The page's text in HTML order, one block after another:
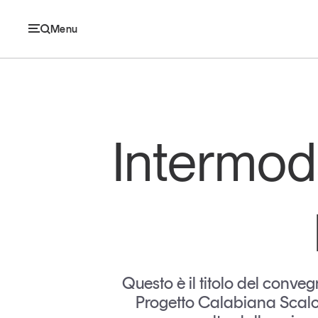
Menu
Economia e consumi
Retail e brand
Sostenibilità
Questo è il titolo del
Progetto Calabiana